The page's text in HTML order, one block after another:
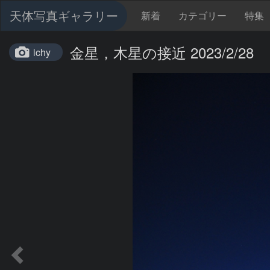
天体写真ギャラリー 新着 カテゴリー 特集
ichy 金星，木星の接近 2023/2/28